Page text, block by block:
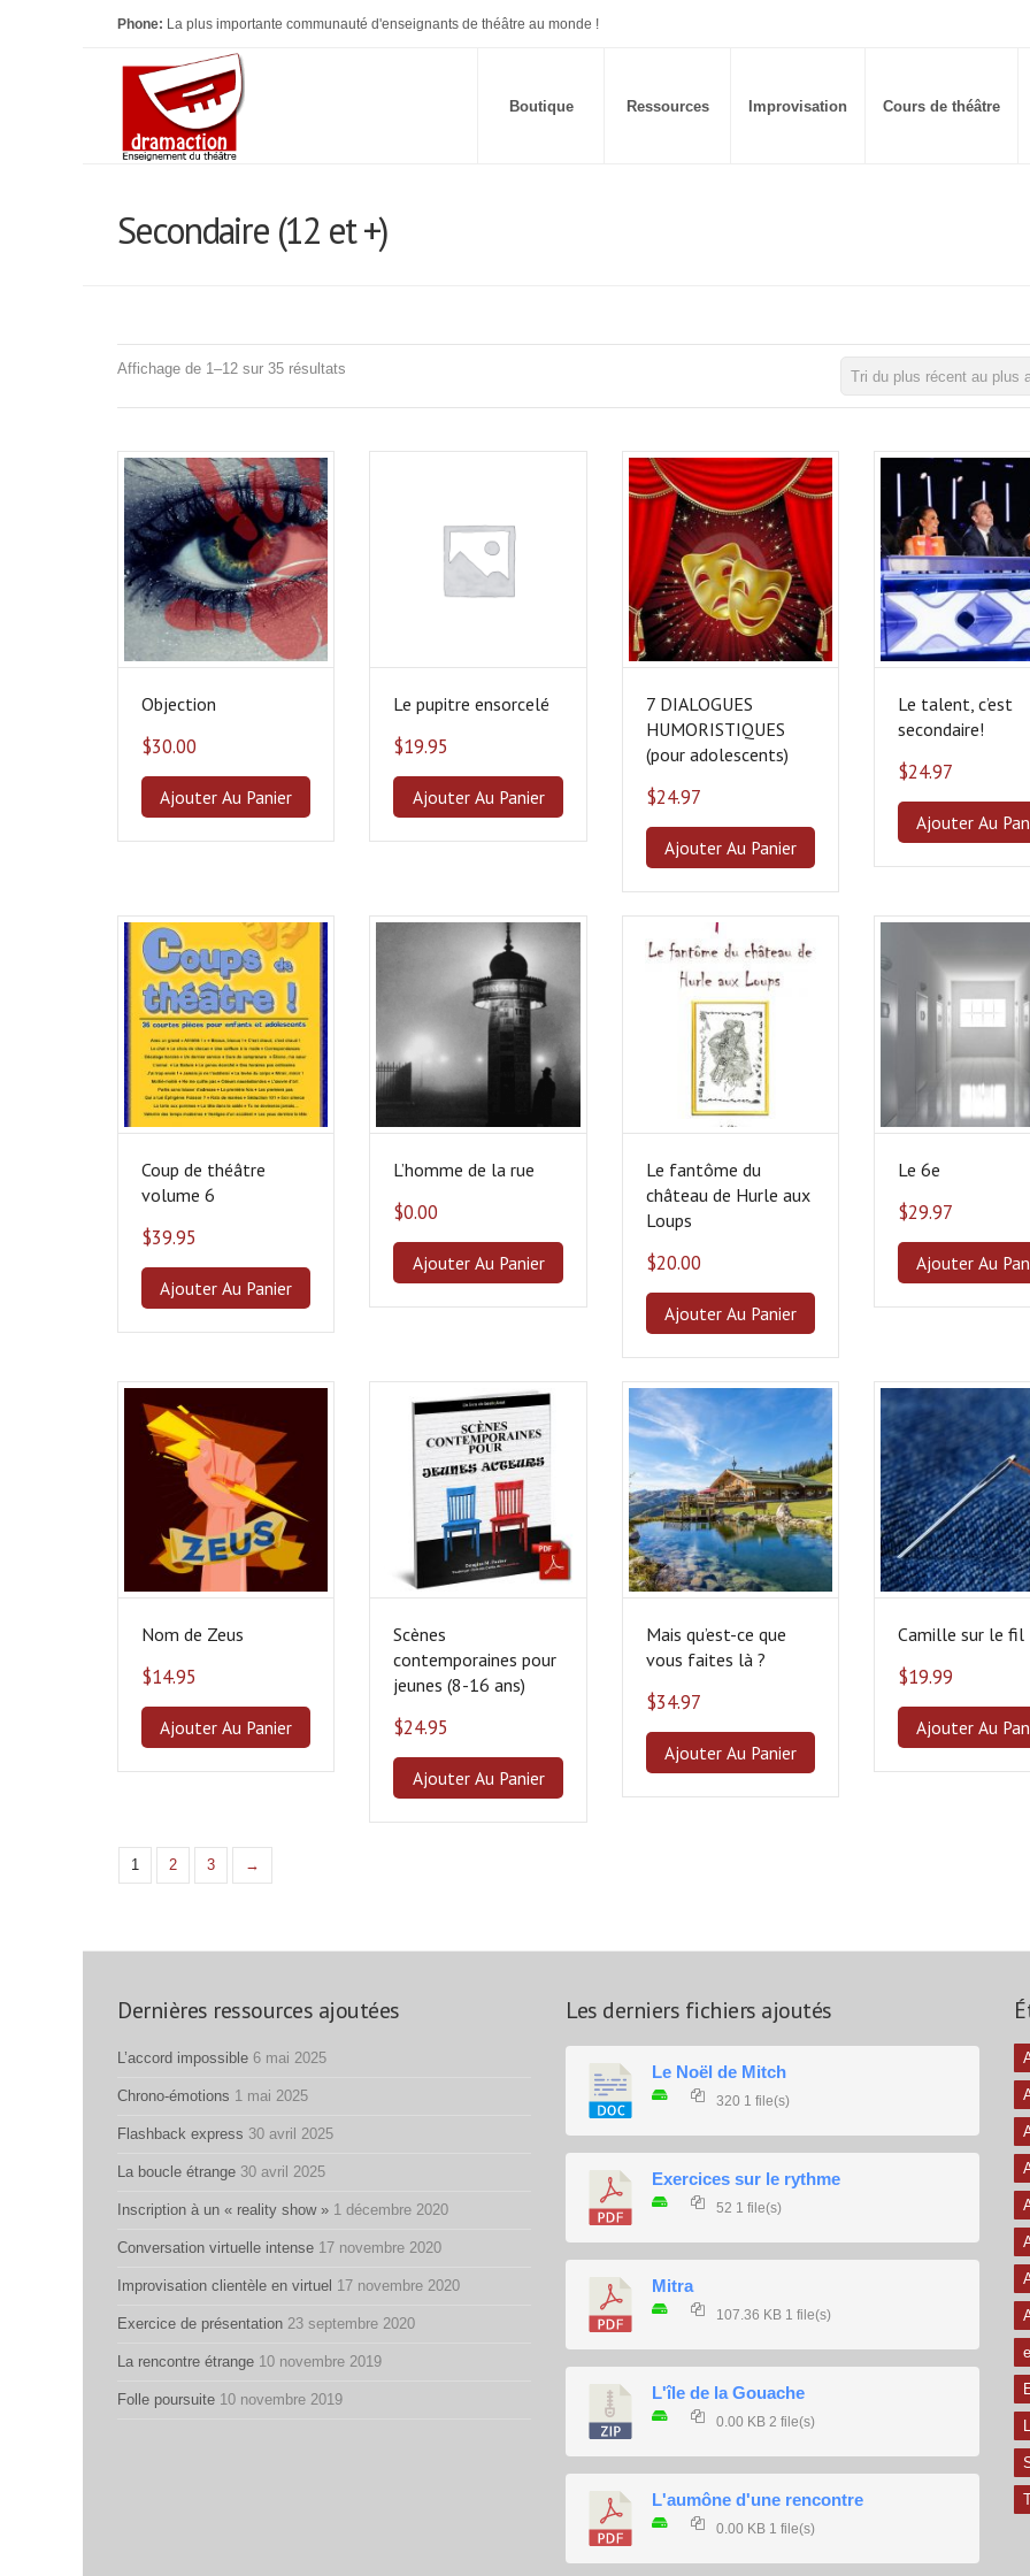
Phone: La plus importante communauté d'enseignants de théâtre au monde !
Boutique Ressources Improvisation Cours de théâtre
Secondaire (12 et +)
Affichage de 1–12 sur 35 résultats
Objection
$30.00
Ajouter Au Panier
Le pupitre ensorcelé
$19.95
Ajouter Au Panier
7 DIALOGUES
HUMORISTIQUES
(pour adolescents)
$24.97
Ajouter Au Panier
Le talent, c’est
secondaire!
$24.97
Ajouter Au
Coup de théâtre
volume 6
$39.95
Ajouter Au Panier
L’homme de la rue
$0.00
Ajouter Au Panier
Le fantôme du
château de Hurle aux
Loups
$20.00
Ajouter Au Panier
Le 6e
$29.97
Ajouter Au
Nom de Zeus
$14.95
Ajouter Au Panier
Scènes
contemporaines pour
jeunes (8-16 ans)
$24.95
Ajouter Au Panier
Mais qu’est-ce que
vous faites là ?
$34.97
Ajouter Au Panier
Camille sur le fil
$19.99
Ajouter Au
1 2 3 →
Dernières ressources ajoutées
L’accord impossible 6 mai 2025
Chrono-émotions 1 mai 2025
Flashback express 30 avril 2025
La boucle étrange 30 avril 2025
Inscription à un « reality show » 1 décembre 2020
Conversation virtuelle intense 17 novembre 2020
Improvisation clientèle en virtuel 17 novembre 2020
Exercice de présentation 23 septembre 2020
La rencontre étrange 10 novembre 2019
Folle poursuite 10 novembre 2019
Les derniers fichiers ajoutés
Le Noël de Mitch
320 1 file(s)
Exercices sur le rythme
52 1 file(s)
Mitra
107.36 KB 1 file(s)
L'île de la Gouache
0.00 KB 2 file(s)
L'aumône d'une rencontre
0.00 KB 1 file(s)